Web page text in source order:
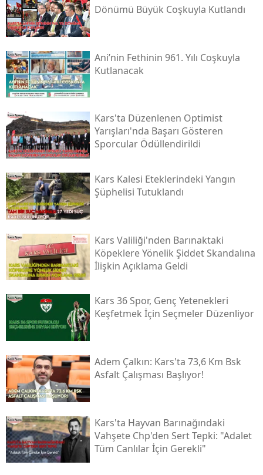
Malatya
Kahramanmaraş
Muğla
Muş
Niğde
Sakarya
Siirt
Tekirdağ
Trabzon
Tunceli
Dönümü Büyük Coşkuyla Kutlandı
Ani’nin Fethinin 961. Yılı Coşkuyla
Kutlanacak
Kars'ta Düzenlenen Optimist
Yarışları'nda Başarı Gösteren
Sporcular Ödüllendirildi
Kars Kalesi Eteklerindeki Yangın
Şüphelisi Tutuklandı
Kars Valiliği'nden Barınaktaki
Köpeklere Yönelik Şiddet Skandalına
İlişkin Açıklama Geldi
Kars 36 Spor, Genç Yetenekleri
Keşfetmek İçin Seçmeler Düzenliyor
Adem Çalkın: Kars'ta 73,6 Km Bsk
Asfalt Çalışması Başlıyor!
Kars'ta Hayvan Barınağındaki
Vahşete Chp'den Sert Tepki: "adalet
Tüm Canlılar İçin Gerekli"